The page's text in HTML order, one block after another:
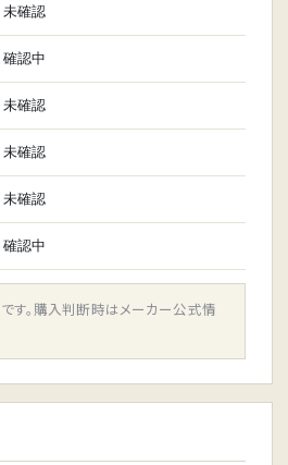
未確認
確認中
未確認
未確認
未確認
確認中
す。購入判断時はメーカー公式情